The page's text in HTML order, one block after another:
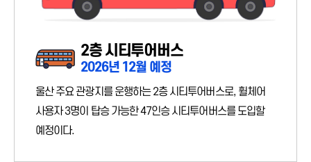
2층 시티투어버스
2026년 12월 예정
울산 주요 관광지를 운행하는 2층 시티투어버스로, 휠체어
사용자 3명이 탑승 가능한 47인승 시티투어버스를 도입할
예정이다.